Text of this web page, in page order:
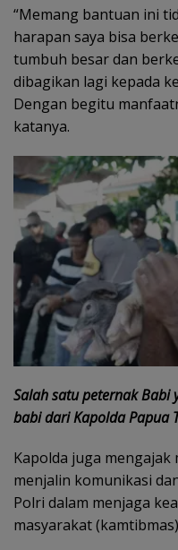
“Memang bantuan ini
harapan saya bisa
tumbuh besar dan
dibagikan lagi kepada
Dengan begitu
katanya.
Salah satu peternak
babi dari Kapolda Papua
Kapolda juga
menjalin komunikasi
Polri dalam menjaga
masyarakat